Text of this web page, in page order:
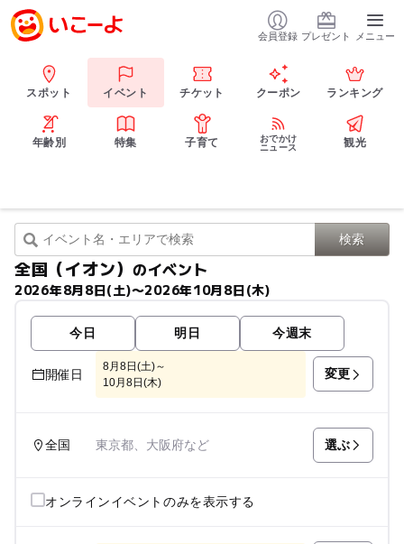
会員登録 プレゼント メニュー
スポット イベント チケット クーポン ランキング
年齢別 特集 子育て
おでかけ
ニュース
観光
全国（イオン）のイベント
2026年8月8日(土)〜2026年10月8日(木)
今日 明日 今週末
開催日
8月8日(土)～
10月8日(木)
変更
全国 東京都、大阪府など 選ぶ
オンラインイベントのみを表示する